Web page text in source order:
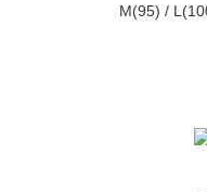
M(95) /